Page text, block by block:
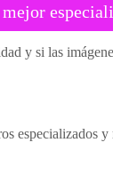
y si las